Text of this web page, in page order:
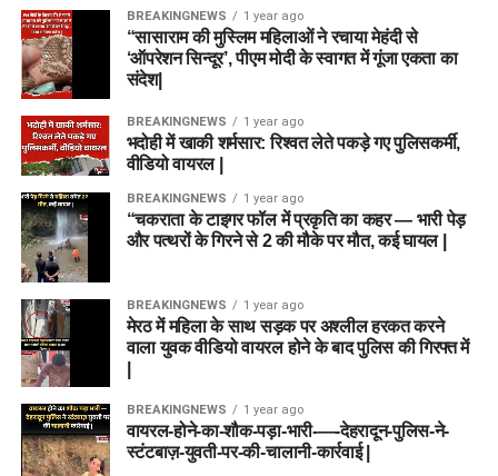
BREAKINGNEWS 1 year ago
“सासाराम की मुस्लिम महिलाओं ने रचाया मेहंदी से
‘ऑपरेशन सिन्दूर’, पीएम मोदी के स्वागत में गूंजा एकता का
संदेश|
BREAKINGNEWS 1 year ago
भदोही में खाकी शर्मसार: रिश्वत लेते पकड़े गए पुलिसकर्मी,
वीडियो वायरल |
BREAKINGNEWS 1 year ago
“चकराता के टाइगर फॉल में प्रकृति का कहर — भारी पेड़
और पत्थरों के गिरने से 2 की मौके पर मौत, कई घायल |
BREAKINGNEWS 1 year ago
मेरठ में महिला के साथ सड़क पर अश्लील हरकत करने
वाला युवक वीडियो वायरल होने के बाद पुलिस की गिरफ्त में
BREAKINGNEWS 1 year ago
वायरल-होने-का-शौक-पड़ा-भारी-—-देहरादून-पुलिस-ने-
स्टंटबाज़-युवती-पर-की-चालानी-कार्रवाई |